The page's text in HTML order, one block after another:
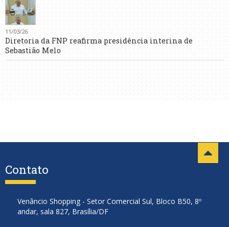
11/03/26
Diretoria da FNP reafirma presidência interina de
Sebastião Melo
Contato
Venâncio Shopping - Setor Comercial Sul, Bloco B50, 8º
andar, sala 827, Brasília/DF